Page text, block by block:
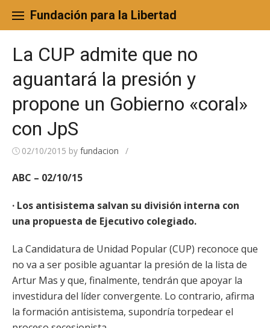
content
Fundación para la Libertad
La CUP admite que no
aguantará la presión y
propone un Gobierno «coral»
con JpS
02/10/2015 by fundacion /
ABC – 02/10/15
· Los antisistema salvan su división interna con
una propuesta de Ejecutivo colegiado.
La Candidatura de Unidad Popular (CUP) reconoce que
no va a ser posible aguantar la presión de la lista de
Artur Mas y que, finalmente, tendrán que apoyar la
investidura del líder convergente. Lo contrario, afirma
la formación antisistema, supondría torpedear el